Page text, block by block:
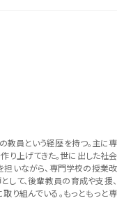
教員という経歴を持つ。主に専
り上げてきた。世に出した社会
いながら、専門学校の授業改
て、後輩教員の育成や支援、
り組んでいる。もっともっと専